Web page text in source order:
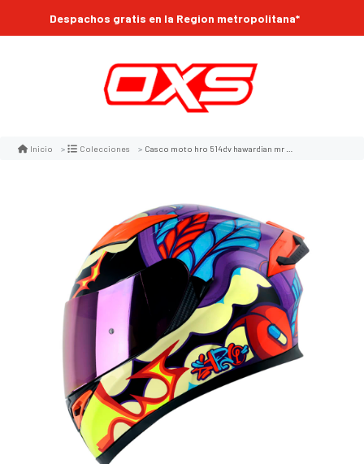
Despachos gratis en la Region metropolitana*
Inicio Colecciones Casco moto hro 514dv hawardian mr nj.n integral